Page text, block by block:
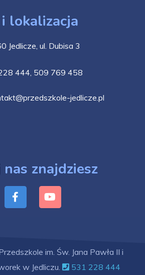
lokalizacja
Jedlicze, ul. Dubisa 3
444 509 769 458
jedlicze.pl
znajdziesz
im. Św. Jana Pawła II i
w Jedliczu.
531 228 444